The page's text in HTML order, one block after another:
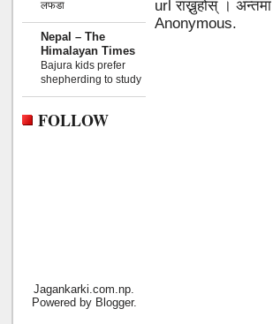
लफडा
Nepal – The
Himalayan Times
Bajura kids prefer
shepherding to study
FOLLOW
Jagankarki.com.np.
Powered by Blogger.
url राख्नुहोस् ।
Anonymous.